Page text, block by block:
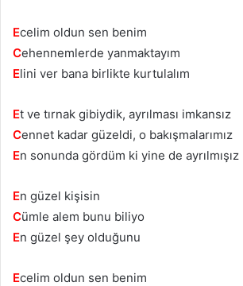
Ecelim oldun sen benim
Cehennemlerde yanmaktayım
Elini ver bana birlikte kurtulalım
Et ve tırnak gibiydik, ayrılması imkansız
Cennet kadar güzeldi, o bakışmalarımız
En sonunda gördüm ki yine de ayrılmışız
En güzel kişisin
Cümle alem bunu biliyo
En güzel şey olduğunu
Ecelim oldun sen benim